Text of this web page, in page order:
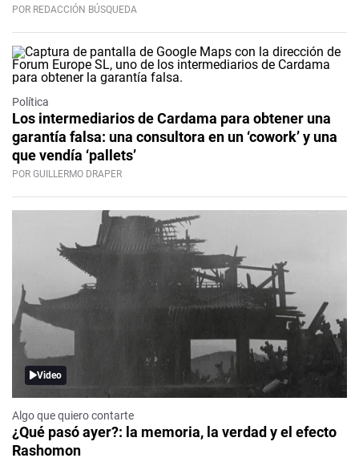
POR REDACCIÓN BÚSQUEDA
Política
Los intermediarios de Cardama para obtener una
garantía falsa: una consultora en un ‘cowork’ y una
que vendía ‘pallets’
POR GUILLERMO DRAPER
Video
Algo que quiero contarte
¿Qué pasó ayer?: la memoria, la verdad y el efecto
Rashomon